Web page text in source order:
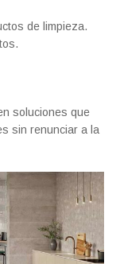
de limpieza.
soluciones que
sin renunciar a la